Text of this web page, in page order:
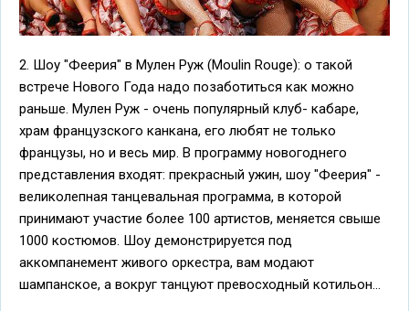
2. Шоу "Феерия" в Мулен Руж (Moulin Rouge): о такой
встрече Нового Года надо позаботиться как можно
раньше. Мулен Руж - очень популярный клуб- кабаре,
храм французского канкана, его любят не только
французы, но и весь мир. В программу новогоднего
представления входят: прекрасный ужин, шоу "Феерия" -
великолепная танцевальная программа, в которой
принимают участие более 100 артистов, меняется свыше
1000 костюмов. Шоу демонстрируется под
аккомпанемент живого оркестра, вам модают
шампанское, а вокруг танцуют превосходный котильон...